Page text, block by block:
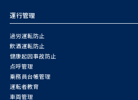
運行管理
過労運転防止
飲酒運転防止
健康起因事故防止
点呼管理
乗務員台帳管理
運転者教育
車両管理